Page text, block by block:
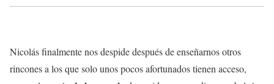
Nicolás finalmente nos despide después de enseñarnos otros
rincones a los que solo unos pocos afortunados tienen acceso,